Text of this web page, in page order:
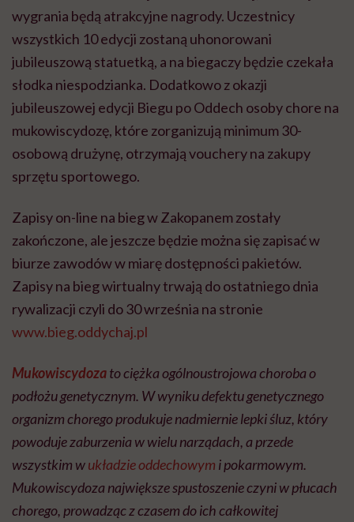
wygrania będą atrakcyjne nagrody. Uczestnicy
wszystkich 10 edycji zostaną uhonorowani
jubileuszową statuetką, a na biegaczy będzie czekała
słodka niespodzianka. Dodatkowo z okazji
jubileuszowej edycji Biegu po Oddech osoby chore na
mukowiscydozę, które zorganizują minimum 30-
osobową drużynę, otrzymają vouchery na zakupy
sprzętu sportowego.
Zapisy on-line na bieg w Zakopanem zostały
zakończone, ale jeszcze będzie można się zapisać w
biurze zawodów w miarę dostępności pakietów.
Zapisy na bieg wirtualny trwają do ostatniego dnia
rywalizacji czyli do 30 września na stronie
www.bieg.oddychaj.pl
Mukowiscydozato ciężka ogólnoustrojowa choroba o
podłożu genetycznym. W wyniku defektu genetycznego
organizm chorego produkuje nadmiernie lepki śluz, który
powoduje zaburzenia w wielu narządach, a przede
wszystkim wukładzie oddechowym i pokarmowym.
Mukowiscydoza największe spustoszenie czyni w płucach
chorego, prowadząc z czasem do ich całkowitej